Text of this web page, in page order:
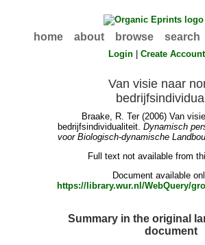
home about browse search
Login |Create Account
Van visie naar
Braake, R. Ter(2006) Van
bedrijfsindividualiteit.Dynamisch
voor Biologisch-dynamische
Full text not available from
Document available
https://library.wur.nl/WebQuery/
Summary in the original
document